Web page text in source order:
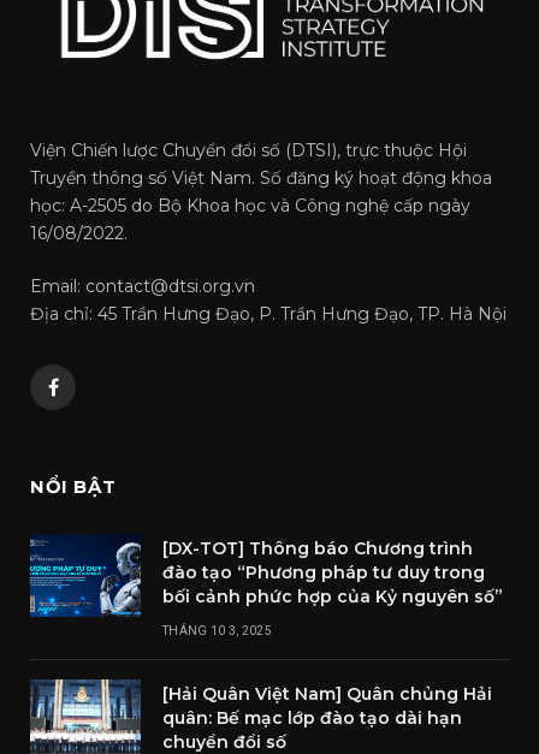
Viện Chiến lược Chuyển đổi số (DTSI), trực thuộc Hội
Truyền thông số Việt Nam. Số đăng ký hoạt động khoa
học: A-2505 do Bộ Khoa học và Công nghệ cấp ngày
16/08/2022.
Email: contact@dtsi.org.vn
Địa chỉ: 45 Trần Hưng Đạo, P. Trần Hưng Đạo, TP. Hà Nội
Facebook
NỔI BẬT
[DX-TOT] Thông báo Chương trình
đào tạo “Phương pháp tư duy trong
bối cảnh phức hợp của Kỷ nguyên số”
THÁNG 10 3, 2025
[Hải Quân Việt Nam] Quân chủng Hải
quân: Bế mạc lớp đào tạo dài hạn
chuyển đổi số